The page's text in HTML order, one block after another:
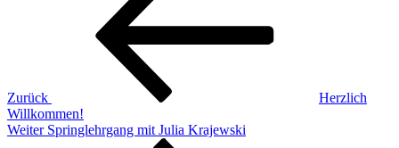
Zurück
Herzlich
Willkommen!
Nächster
Weiter Springlehrgang mit Julia Krajewski